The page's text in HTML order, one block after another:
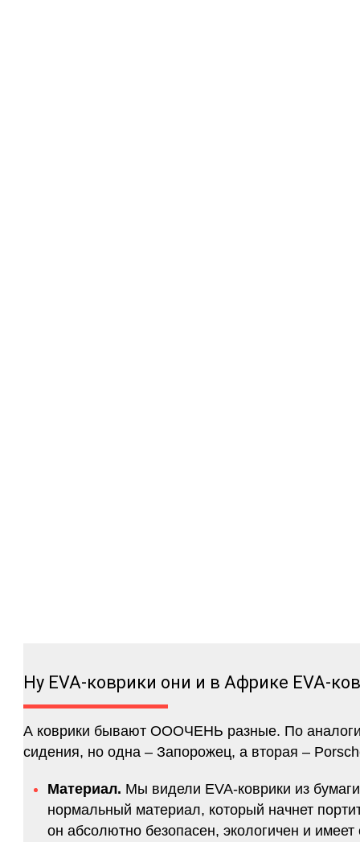
Ну EVA-коврики они и в Африке EVA-
А коврики бывают ОООЧЕНЬ разные. По
сидения, но одна – Запорожец, а вторая –
Материал. Мы видели EVA-коврики из
нормальный материал, который начнет
он абсолютно безопасен, экологичен и